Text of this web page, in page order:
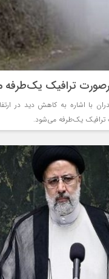
ترافیک
با اشاره به کاهش دید در
ترافیک یک‌طرفه می‌شود.